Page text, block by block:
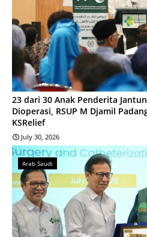
23 dari 30 Anak Penderita
Dioperasi, RSUP M Djamil
KSRelief
July 30, 2026
Arab Saudi